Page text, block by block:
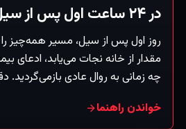
در ۲۴ ساعت اول پس از سیل چه کنیم
روز اول پس از سیل، مسیر همه‌چیز
مقدار از خانه نجات می‌یابد، ادعای
چه زمانی به روال عادی بازمی‌گردید.
خواندن راهنما